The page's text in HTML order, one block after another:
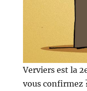
Verviers est la
vous confirmez